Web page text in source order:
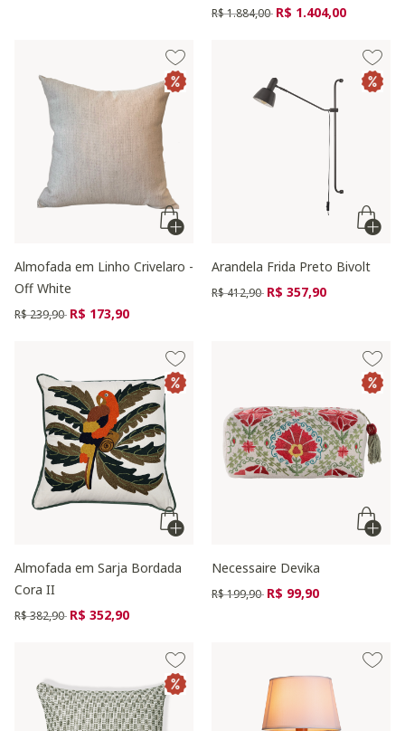
Preço reduzido de
R$ 1.884,00 para
R$ 1.404,00
Almofada em Linho Crivelaro -
Off White
Preço reduzido de
R$ 239,90 para
R$ 173,90
Arandela Frida Preto Bivolt
Preço reduzido de
R$ 412,90 para
R$ 357,90
Almofada em Sarja Bordada
Cora II
Preço reduzido de
R$ 382,90 para
R$ 352,90
Necessaire Devika
Preço reduzido de
R$ 199,90 para
R$ 99,90